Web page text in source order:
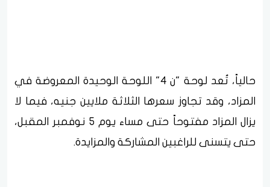
حالياً، تُعد لوحة "ن 4" اللوحة الوحيدة المعروضة في
المزاد، وقد تجاوز سعرها الثلاثة ملايين جنيه، فيما لا
يزال المزاد مفتوحاً حتى مساء يوم 5 نوفمبر المقبل،
حتى يتسنى للراغبين المشاركة والمزايدة.